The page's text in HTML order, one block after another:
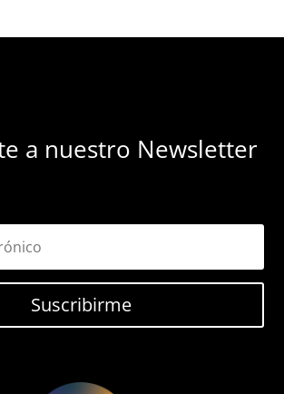
a nuestro Newsletter
Suscribirme